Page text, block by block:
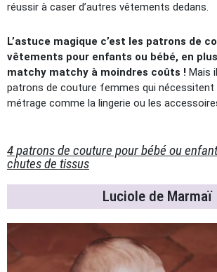
réussir à caser d’autres vêtements dedans.
L’astuce magique c’est les patrons de
vêtements pour enfants ou bébé, en
matchy matchy à moindres coûts ! Mais
patrons de couture femmes qui nécessitent
métrage comme la lingerie ou les
4 patrons de couture pour bébé ou
chutes de tissus
Luciole de Marmaï